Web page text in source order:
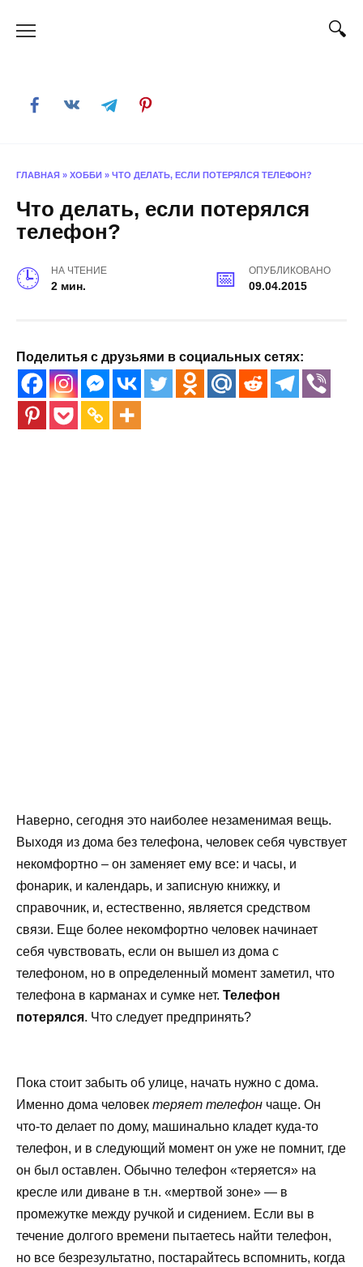
ГЛАВНАЯ » ХОББИ » ЧТО ДЕЛАТЬ, ЕСЛИ ПОТЕРЯЛСЯ ТЕЛЕФОН?
Что делать, если потерялся
телефон?
НА ЧТЕНИЕ
2 мин.
ОПУБЛИКОВАНО
09.04.2015
Поделитья с друзьями в социальных сетях:
Наверно, сегодня это наиболее незаменимая вещь.
Выходя из дома без телефона, человек себя чувствует
некомфортно – он заменяет ему все: и часы, и
фонарик, и календарь, и записную книжку, и
справочник, и, естественно, является средством
связи. Еще более некомфортно человек начинает
себя чувствовать, если он вышел из дома с
телефоном, но в определенный момент заметил, что
телефона в карманах и сумке нет. Телефон
потерялся. Что следует предпринять?
Пока стоит забыть об улице, начать нужно с дома.
Именно дома человек теряет телефон чаще. Он
что-то делает по дому, машинально кладет куда-то
телефон, и в следующий момент он уже не помнит, где
он был оставлен. Обычно телефон «теряется» на
кресле или диване в т.н. «мертвой зоне» — в
промежутке между ручкой и сидением. Если вы в
течение долгого времени пытаетесь найти телефон,
но все безрезультатно, постарайтесь вспомнить, когда